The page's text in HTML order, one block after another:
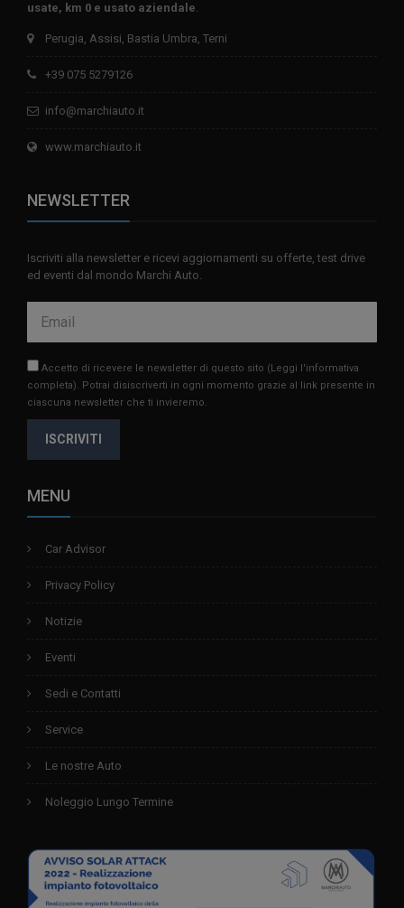
usate, km 0 e usato aziendale.
Perugia, Assisi, Bastia Umbra, Terni
+39 075 5279126
info@marchiauto.it
www.marchiauto.it
NEWSLETTER
Iscriviti alla newsletter e ricevi aggiornamenti su offerte, test drive
ed eventi dal mondo Marchi Auto.
Accetto di ricevere le newsletter di questo sito (Leggi l'informativa
completa). Potrai disiscriverti in ogni momento grazie al link presente in
ciascuna newsletter che ti invieremo.
ISCRIVITI
MENU
Car Advisor
Privacy Policy
Notizie
Eventi
Sedi e Contatti
Service
Le nostre Auto
Noleggio Lungo Termine